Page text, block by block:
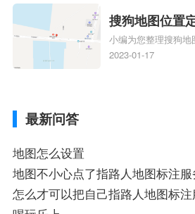
添加企业、地图如何
知识，详情可查看下
搜狗地图位置
搜狗地图位置
小编为您整理搜狗
狗地图离线导航怎么
2023-01-17
最新问答
地图怎么设置
地图不小心点了指路人地图标注
怎么才可以把自己指路人地图标